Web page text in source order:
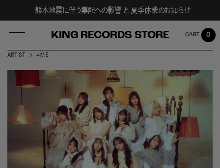
熊本地震に伴う集配への影響 と 夏季休業のお知らせ
KING RECORDS STORE 0
ARTIST ≠ＭＥ